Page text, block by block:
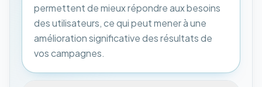
permettent de mieux répondre aux besoins
des utilisateurs, ce qui peut mener à une
amélioration significative des résultats de
vos campagnes.